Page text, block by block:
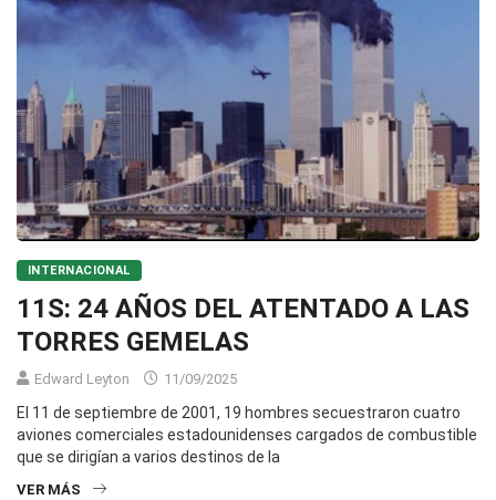
INTERNACIONAL
11S: 24 AÑOS DEL ATENTADO A LAS
TORRES GEMELAS
Edward Leyton 11/09/2025
El 11 de septiembre de 2001, 19 hombres secuestraron cuatro
aviones comerciales estadounidenses cargados de combustible
que se dirigían a varios destinos de la
VER MÁS